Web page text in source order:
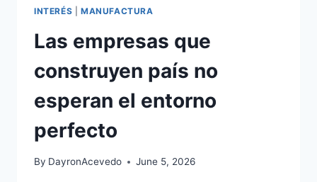
INTERÉS MANUFACTURA
Las empresas que
construyen país no
esperan el entorno
perfecto
By DayronAcevedo June 5, 2026